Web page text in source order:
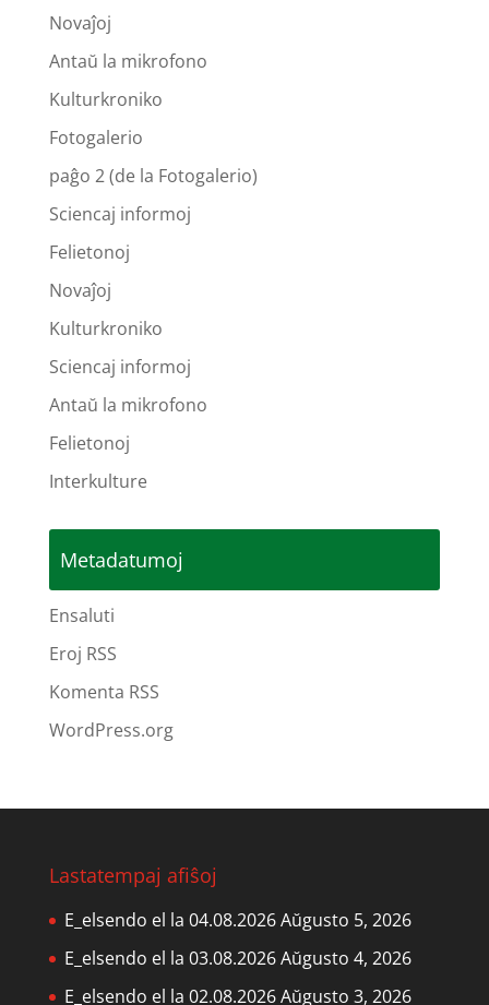
Novaĵoj
Antaŭ la mikrofono
Kulturkroniko
Fotogalerio
paĝo 2 (de la Fotogalerio)
Sciencaj informoj
Felietonoj
Novaĵoj
Kulturkroniko
Sciencaj informoj
Antaŭ la mikrofono
Felietonoj
Interkulture
Metadatumoj
Ensaluti
Eroj RSS
Komenta RSS
WordPress.org
Lastatempaj afiŝoj
E_elsendo el la 04.08.2026Aŭgusto 5, 2026
E_elsendo el la 03.08.2026Aŭgusto 4, 2026
E_elsendo el la 02.08.2026Aŭgusto 3, 2026